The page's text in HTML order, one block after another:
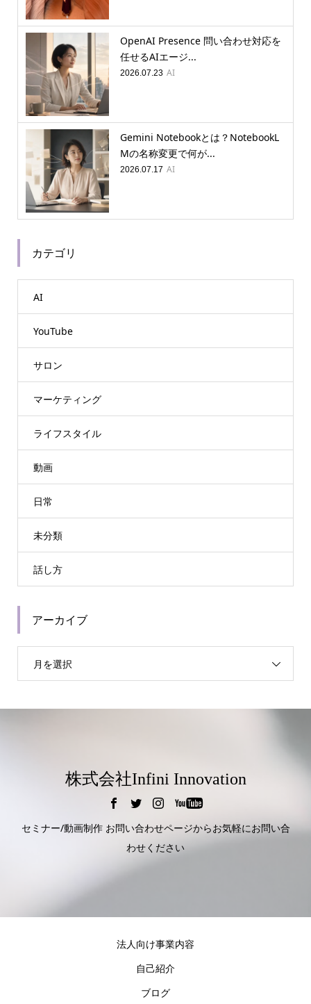
OpenAI Presence 問い合わせ対応を
任せるAIエージ...
2026.07.23 AI
Gemini Notebookとは？NotebookL
Mの名称変更で何が...
2026.07.17 AI
カテゴリ
AI
YouTube
サロン
マーケティング
ライフスタイル
動画
日常
未分類
話し方
アーカイブ
月を選択
株式会社Infini Innovation
セミナー/動画制作 お問い合わせページからお気軽にお問い合
わせください
法人向け事業内容
自己紹介
ブログ